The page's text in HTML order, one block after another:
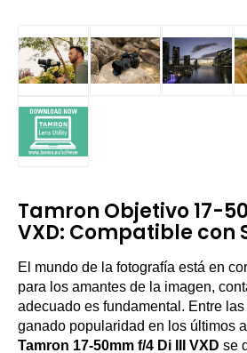
Tamron Objetivo 17-
VXD: Compatible con
El mundo de la fotografía está en
para los amantes de la imagen,
adecuado es fundamental. Entre
ganado popularidad en los últimos
Tamron 17-50mm f/4 Di III VXD se